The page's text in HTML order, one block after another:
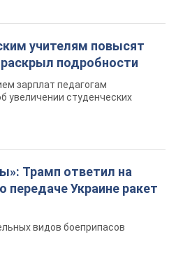
учителям повысят
подробности
зарплат педагогам
увеличении студенческих
Трамп ответил на
передаче Украине ракет
видов боеприпасов